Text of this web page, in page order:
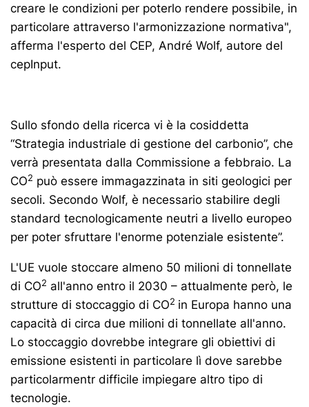
creare le condizioni per poterlo rendere possibile, in
particolare attraverso l'armonizzazione normativa",
afferma l'esperto del CEP, André Wolf, autore del
cepInput.
Sullo sfondo della ricerca vi è la cosiddetta
“Strategia industriale di gestione del carbonio”, che
verrà presentata dalla Commissione a febbraio. La
CO2 può essere immagazzinata in siti geologici per
secoli. Secondo Wolf, è necessario stabilire degli
standard tecnologicamente neutri a livello europeo
per poter sfruttare l'enorme potenziale esistente”.
L'UE vuole stoccare almeno 50 milioni di tonnellate
di CO2 all'anno entro il 2030 – attualmente però, le
strutture di stoccaggio di CO2 in Europa hanno una
capacità di circa due milioni di tonnellate all'anno.
Lo stoccaggio dovrebbe integrare gli obiettivi di
emissione esistenti in particolare lì dove sarebbe
particolarmentr difficile impiegare altro tipo di
tecnologie.